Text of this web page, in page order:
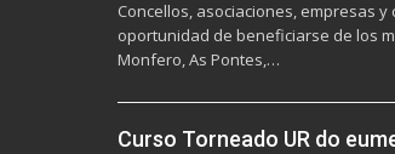
Concellos, asociaciones, empresas
oportunidad de beneficiarse de los
Monfero, As Pontes,…
Curso Torneado UR do